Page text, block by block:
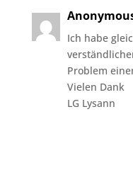
Ich habe
Problem
Vielen Dank
LG Lysann